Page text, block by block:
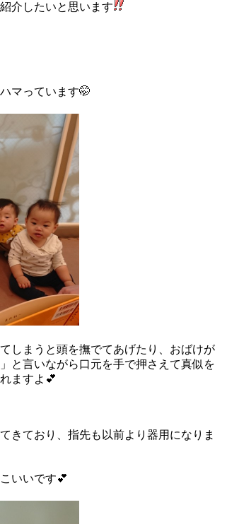
介したいと思います
マっています🤭
しまうと頭を撫でてあげたり、おばけが
と言いながら口元を手で押さえて真似を
ますよ💕
きており、指先も以前より器用になりま
いいです💕